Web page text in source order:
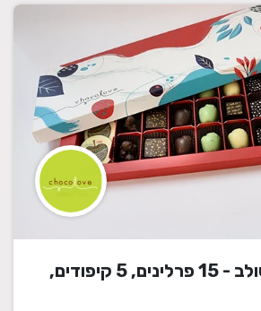
מארז חגיגי משולב - 15 פרלינים, 5 קיפודים,